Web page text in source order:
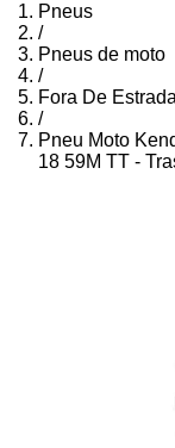
Pneus
/
Pneus de moto
/
Fora De Estrada
/
Pneu Moto
18 59M TT -